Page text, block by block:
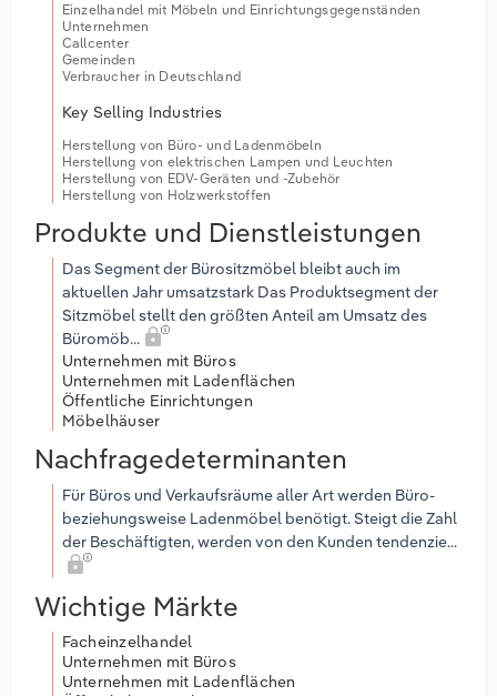
Einzelhandel mit Möbeln und Einrichtungsgegenständen
Unternehmen
Callcenter
Gemeinden
Verbraucher in Deutschland
Key Selling Industries
Herstellung von Büro- und Ladenmöbeln
Herstellung von elektrischen Lampen und Leuchten
Herstellung von EDV-Geräten und -Zubehör
Herstellung von Holzwerkstoffen
Produkte und Dienstleistungen
Das Segment der Bürositzmöbel bleibt auch im
aktuellen Jahr umsatzstark Das Produktsegment der
Sitzmöbel stellt den größten Anteil am Umsatz des
Büromöb...
Unternehmen mit Büros
Unternehmen mit Ladenflächen
Öffentliche Einrichtungen
Möbelhäuser
Nachfragedeterminanten
Für Büros und Verkaufsräume aller Art werden Büro-
beziehungsweise Ladenmöbel benötigt. Steigt die Zahl
der Beschäftigten, werden von den Kunden tendenzie...
Wichtige Märkte
Facheinzelhandel
Unternehmen mit Büros
Unternehmen mit Ladenflächen